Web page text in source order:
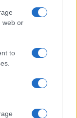
web or
to